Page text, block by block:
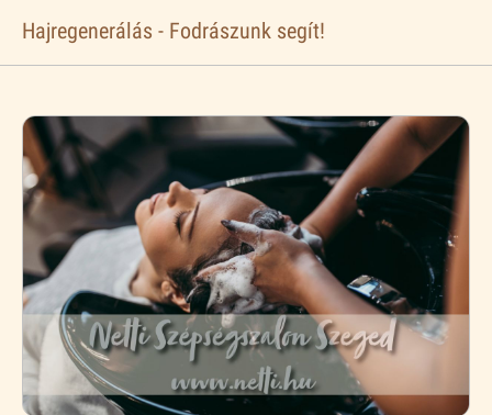
Hajregenerálás - Fodrászunk segít!